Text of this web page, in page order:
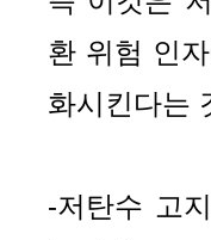
환 위험 인
화시킨다는
-저탄수 고